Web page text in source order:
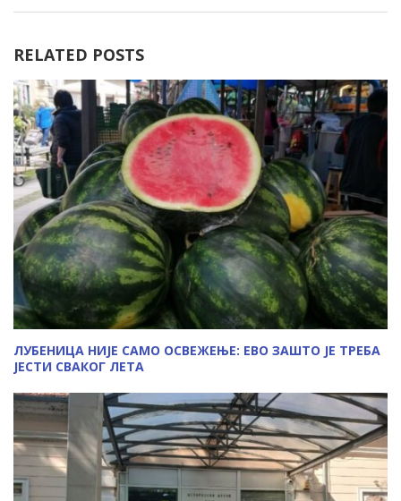
RELATED POSTS
ЛУБЕНИЦА НИЈЕ САМО ОСВЕЖЕЊЕ: ЕВО ЗАШТО ЈЕ ТРЕБА
ЈЕСТИ СВАКОГ ЛЕТА